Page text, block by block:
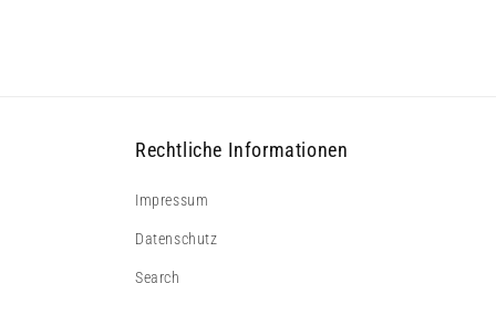
Rechtliche Informationen
Impressum
Datenschutz
Search